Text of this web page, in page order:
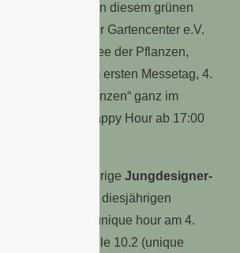
4/5 verortet. In diesem grünen
Deutscher Gartencenter e.V.
der Allee der Pflanzen,
vertreten. Am ersten Messetag, 4.
„Allee der Pflanzen“ ganz im
Tags, Happy Hour ab 17:00
der diesjährige Jungdesigner-
youngstar. Die diesjährigen
im Rahmen der unique hour am 4.
Uhr in der Halle 10.2 (unique